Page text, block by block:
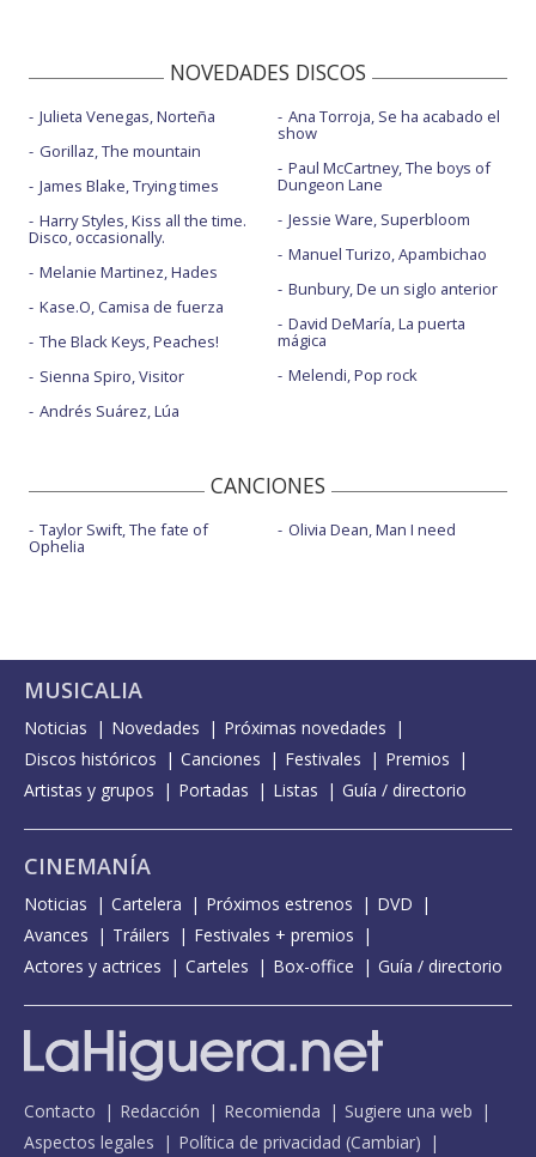
NOVEDADES DISCOS
Julieta Venegas, Norteña
Gorillaz, The mountain
James Blake, Trying times
Harry Styles, Kiss all the time.
Disco, occasionally.
Melanie Martinez, Hades
Kase.O, Camisa de fuerza
The Black Keys, Peaches!
Sienna Spiro, Visitor
Andrés Suárez, Lúa
Ana Torroja, Se ha acabado el
show
Paul McCartney, The boys of
Dungeon Lane
Jessie Ware, Superbloom
Manuel Turizo, Apambichao
Bunbury, De un siglo anterior
David DeMaría, La puerta
mágica
Melendi, Pop rock
CANCIONES
Taylor Swift, The fate of
Ophelia
Olivia Dean, Man I need
MUSICALIA
Noticias Novedades
Próximas novedades
Discos históricos
Canciones Festivales
Premios
Artistas y grupos
Portadas Listas Guía / directorio
CINEMANÍA
Noticias Cartelera Próximos estrenos
DVD
Avances
Tráilers
Festivales + premios
Actores y actrices
Carteles Box-office Guía / directorio
Contacto Redacción Recomienda
Sugiere una web
Aspectos legales
Política de privacidad (Cambiar)